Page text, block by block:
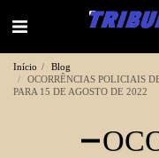
Início
Blog
OCORRÊNCIAS POLICIAIS
PARA 15 DE AGOSTO DE 2022